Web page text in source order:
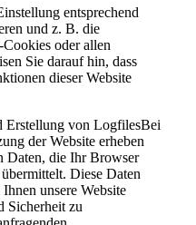
entsprechend
und z. B. die
oder allen
Sie darauf hin, dass
dieser Website
Erstellung von LogfilesBei
der Website erheben
Daten, die Ihr Browser
Diese Daten
unsere Website
Sicherheit zu